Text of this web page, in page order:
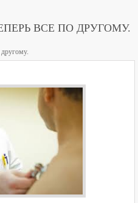
ВСЕ ПО ДРУГОМУ.
другому.